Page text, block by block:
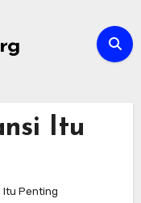
Itu
Itu Penting